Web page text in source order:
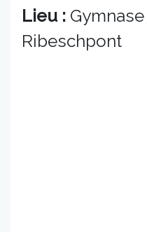
Lieu :
Ribeschpont